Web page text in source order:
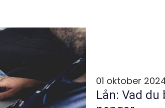
01 oktober
Lån: Vad